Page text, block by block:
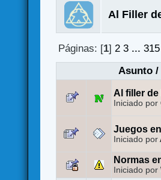
Al Filler
Páginas: [1] 2 3 ... 315
Asunto/
Al filler
Iniciado por
Juegos
Iniciado por
Normas
Iniciado por